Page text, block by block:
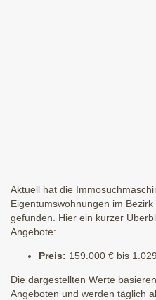
Aktuell hat die
Eigentumswohnungen im
gefunden. Hier ein kurzer
Angebote:
Preis: 159.000 € bis
Die dargestellten Werte
Angeboten und werden täglich